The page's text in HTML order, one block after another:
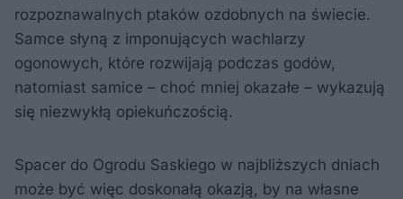
rozpoznawalnych ptaków ozdobnych na świecie.
Samce słyną z imponujących wachlarzy
ogonowych, które rozwijają podczas godów,
natomiast samice – choć mniej okazałe – wykazują
się niezwykłą opiekuńczością.
Spacer do Ogrodu Saskiego w najbliższych dniach
może być więc doskonałą okazją, by na własne